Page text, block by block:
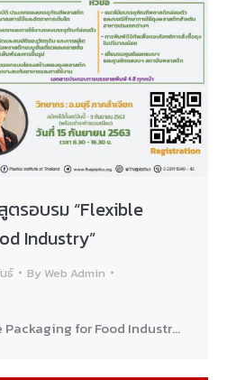
ตรอบรม “Flexible
Industry”
ธ์ By Web Admin
for Food Industr…